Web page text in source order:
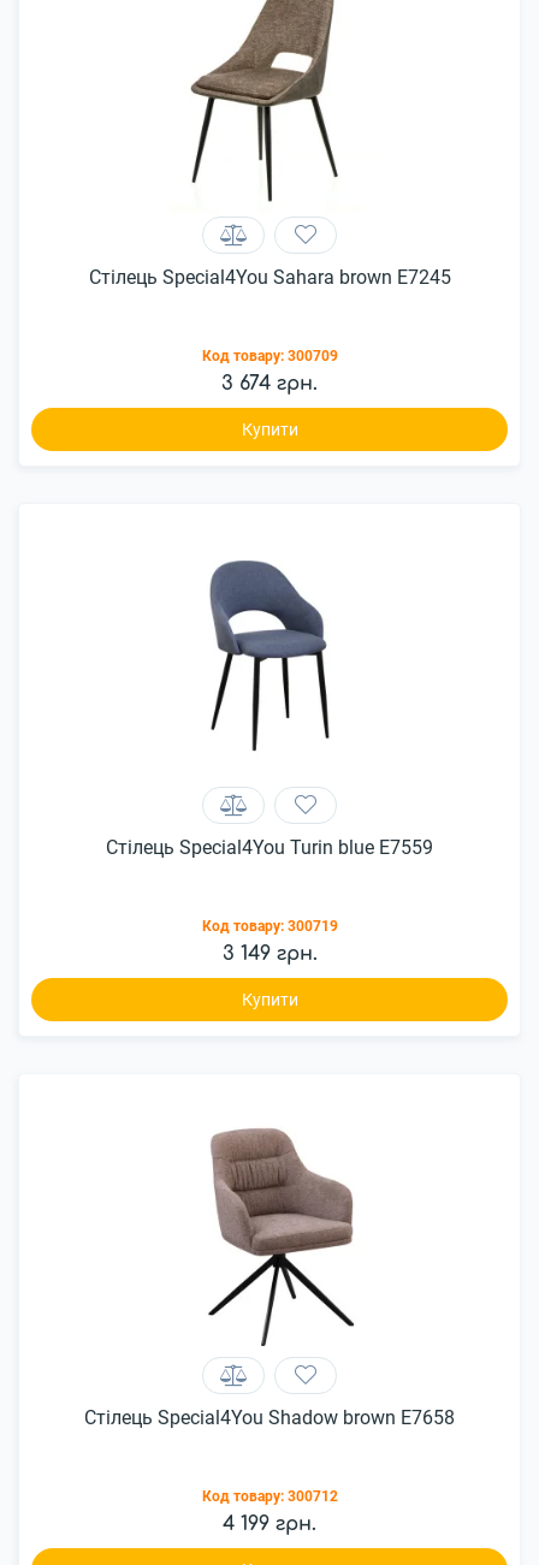
Стілець Special4You Sahara brown E7245
Код товару: 300709
3 674 грн.
Купити
Стілець Special4You Turin blue E7559
Код товару: 300719
3 149 грн.
Купити
Стілець Special4You Shadow brown E7658
Код товару: 300712
4 199 грн.